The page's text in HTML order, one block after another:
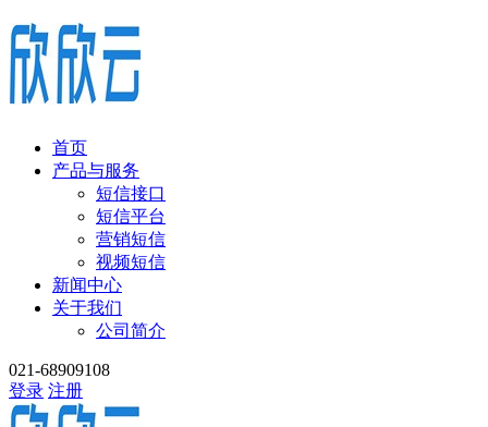
首页
产品与服务
短信接口
短信平台
营销短信
视频短信
新闻中心
关于我们
公司简介
021-68909108
登录 注册